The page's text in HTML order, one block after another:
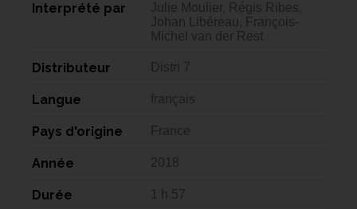
Interprété par
Julie Moulier, Régis Ribes,
Johan Libéreau, François-
Michel van der Rest
Distributeur Distri 7
Langue français
Pays d'origine France
Année 2018
Durée 1 h 57